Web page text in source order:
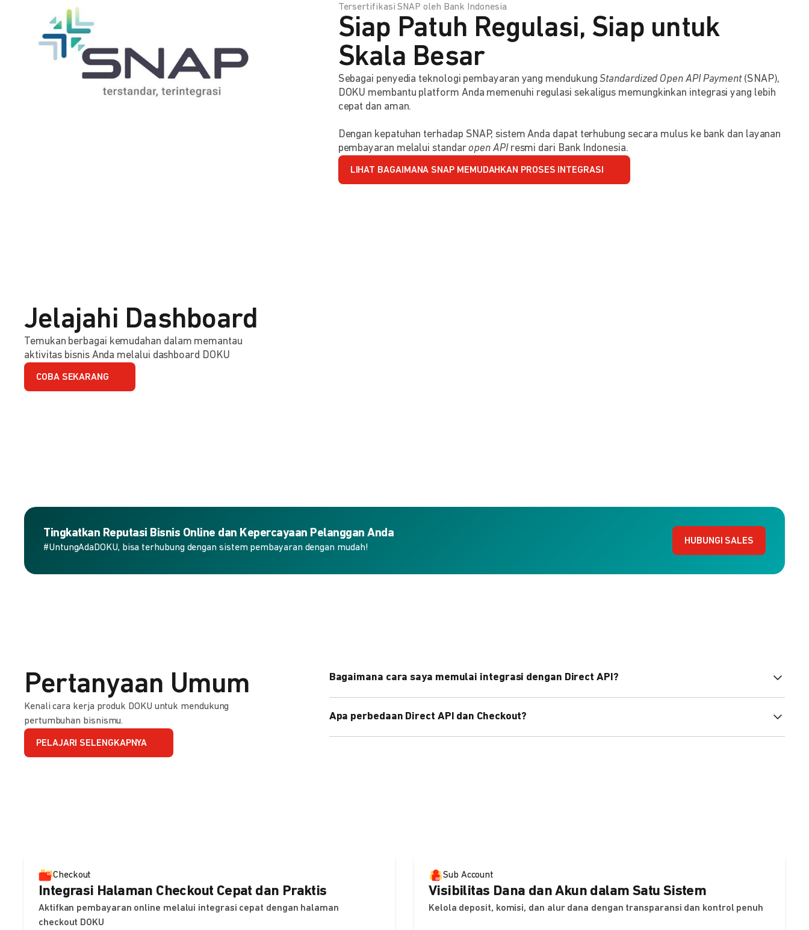
Tersertifikasi SNAP oleh Bank Indonesia
Siap Patuh Regulasi, Siap untuk
Skala Besar
Sebagai penyedia teknologi pembayaran yang mendukungStandardized Open API Payment(SNAP),
DOKU membantu platform Anda memenuhi regulasi sekaligus memungkinkan integrasi yang lebih
cepat dan aman.
Dengan kepatuhan terhadap SNAP, sistem Anda dapat terhubung secara mulus ke bank dan layanan
pembayaran melalui standaropen APIresmi dari Bank Indonesia.
LIHAT BAGAIMANA SNAP MEMUDAHKAN PROSES INTEGRASI
Jelajahi Dashboard
Temukan berbagai kemudahan dalam memantau
aktivitas bisnis Anda melalui dashboard DOKU
COBA SEKARANG
Tingkatkan Reputasi Bisnis Online dan Kepercayaan Pelanggan Anda
#UntungAdaDOKU, bisa terhubung dengan sistem pembayaran dengan mudah!
HUBUNGI SALES
Pertanyaan Umum
Kenali cara kerja produk DOKU untuk mendukung
pertumbuhan bisnismu.
PELAJARI SELENGKAPNYA
Bagaimana cara saya memulai integrasi dengan Direct API?
Pelajari selengkapnyadi sini.
Apa perbedaan Direct API dan Checkout?
Checkout
Integrasi Halaman Checkout Cepat dan Praktis
Aktifkan pembayaran online melalui integrasi cepat dengan halaman
checkout DOKU
Sub Account
Visibilitas Dana dan Akun dalam Satu Sistem
Kelola deposit, komisi, dan alur dana dengan transparansi dan kontrol penuh